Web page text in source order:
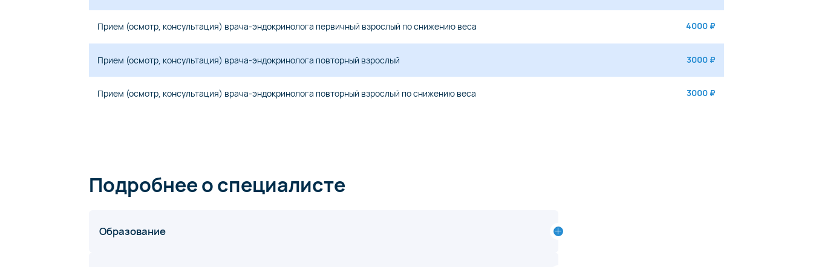
Прием (осмотр, консультация) врача-эндокринолога первичный взрослый по снижению веса 4000 ₽
Прием (осмотр, консультация) врача-эндокринолога повторный взрослый 3000 ₽
Прием (осмотр, консультация) врача-эндокринолога повторный взрослый по снижению веса 3000 ₽
Подробнее о специалисте
Образование